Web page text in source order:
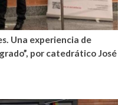
Una experiencia de
por catedrático José